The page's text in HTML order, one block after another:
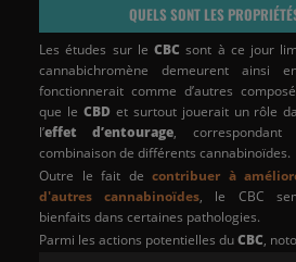
QUELS SONT LES
Les études sur le CBC sont à ce jour
cannabichromène demeurent ainsi
fonctionnerait comme d’autres
que le CBD et surtout jouerait un rôle
l’effet d’entourage,
combinaison de différents cannabinoïdes.
Outre le fait decontribuer à
d'autres cannabinoïdes, le CBC
bienfaits dans certaines pathologies.
Parmi les actions potentielles duCBC,